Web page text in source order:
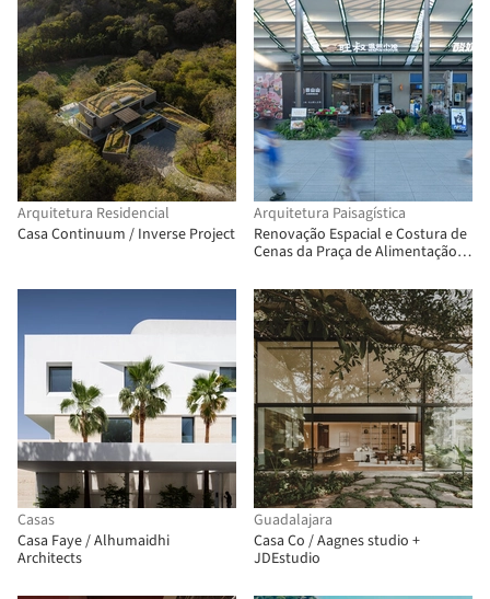
Arquitetura Residencial
Casa Continuum / Inverse Project
Arquitetura Paisagística
Renovação Espacial e Costura de
Cenas da Praça de Alimentação
Casas
Casa Faye / Alhumaidhi
Architects
Guadalajara
Casa Co / Aagnes studio +
JDEstudio